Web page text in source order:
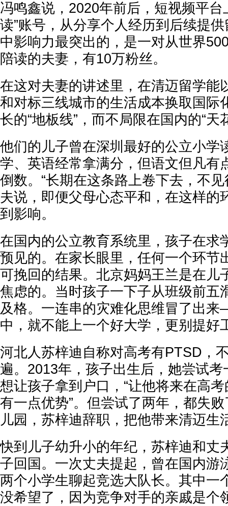
冯鸣鑫说，2020年前后，短视频平台
读”账号，从分享个人经历到后续提
中影响力最突出的，是一对从世界
陪读的夫妻，有10万粉丝。
在这对夫妻的讲述里，在清迈留学能
和对标三线城市的生活成本换取国际
长的“地板线”，而不局限在国内的“天
他们的儿子曾在深圳最好的公立小学
学、英语经常拿满分，但语文但凡有
倒数。“长期在这条路上卷下去，不
夫说，即便父母心态平和，在这样的
到影响。
在国内的公立教育系统里，孩子在求
预见的。在家长眼里，任何一个环节
可挽回的结果。北京妈妈王兰是在儿
焦虑的。当时孩子一下子从班级前五
及格。一连串的灾难化思维冒了出
中，就不能上一个好大学，更别提好
河北人苏梓迪自称对高考有PTSD，
遍。2013年，孩子出生后，她尝试
想让孩子拿到户口，“让他将来在高
有一点优势”。但尝试了两年，都失
儿园，苏梓迪辞职，把他带来清迈生
快到儿子幼升小的年纪，苏梓迪和丈
子回国。一次丈夫提起，曾在国内游
两个小学生聊起竞选大队长。其中一
没希望了，因为竞争对手的亲戚是个